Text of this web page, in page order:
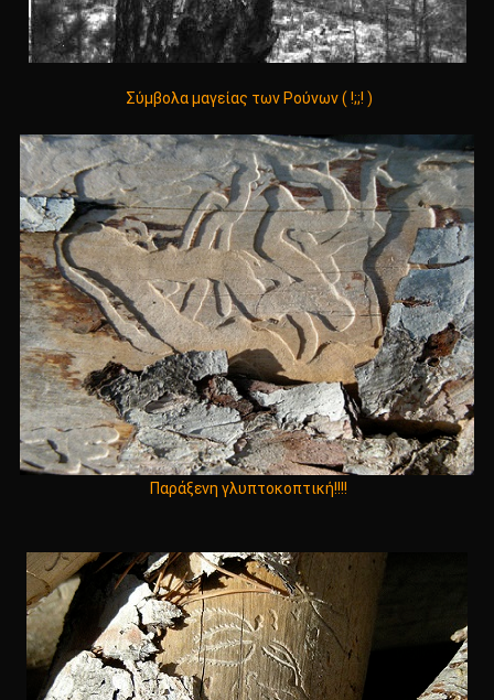
Σύμβολα μαγείας των Ρούνων ( !;;! )
Παράξενη γλυπτοκοπτική!!!!